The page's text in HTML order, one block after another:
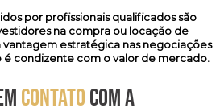
por profissionais qualificados são
na compra ou locação de
estratégica nas negociações
condizente com o valor de mercado.
CONTATO COM A